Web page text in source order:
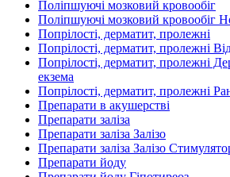
Поліпшуючі мозковий кровообіг
Поліпшуючі мозковий кровообіг
Попрілості, дерматит, пролежні
Попрілості, дерматит, пролежні
Попрілості, дерматит, пролежні
екзема
Попрілості, дерматит, пролежні
Препарати в акушерстві
Препарати заліза
Препарати заліза Залізо
Препарати заліза Залізо
Препарати йоду